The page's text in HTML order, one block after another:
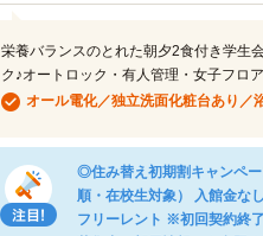
栄養バランスのとれた朝夕2食付き学生
ク♪オートロック・有人管理・女子フロ
オール電化／独立洗面化粧台あり／
◎住み替え初期割キャンペ
順・在校生対象） 入館金な
フリーレント ※初回契約終